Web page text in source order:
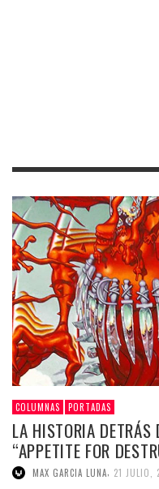
COLUMNAS PORTADAS
LA HISTORIA DETRÁS
“APPETITE FOR
MAX GARCIA LUNA 21 JULIO,